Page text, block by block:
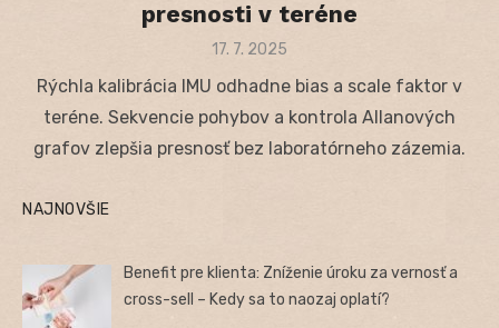
presnosti v teréne
Posted
17. 7. 2025
Rýchla kalibrácia IMU odhadne bias a scale faktor v
teréne. Sekvencie pohybov a kontrola Allanových
grafov zlepšia presnosť bez laboratórneho zázemia.
NAJNOVŠIE
Benefit pre klienta: Zníženie úroku za vernosť a
cross-sell – Kedy sa to naozaj oplatí?